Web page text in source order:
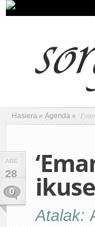
Hasiera » Agenda »
ABE
28
0
Atalak: